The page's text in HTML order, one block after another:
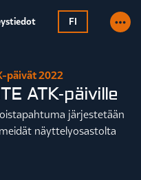
FI
päivät 2022
ATK-päiville
järjestetään
näyttelyosastolta